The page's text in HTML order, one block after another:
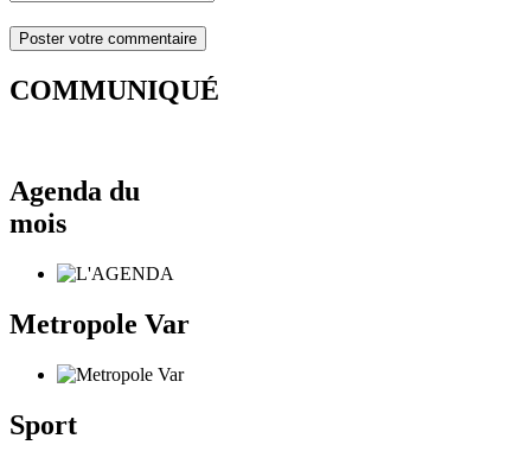
COMMUNIQUÉ
Agenda du
mois
Metropole Var
Sport